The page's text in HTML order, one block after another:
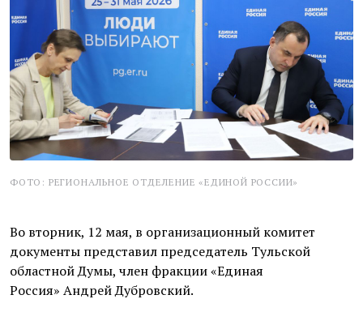
ФОТО: РЕГИОНАЛЬНОЕ ОТДЕЛЕНИЕ «ЕДИНОЙ РОССИИ»
Во вторник, 12 мая, в организационный комитет
документы представил председатель Тульской
областной Думы, член фракции «Единая
Россия» Андрей Дубровский.